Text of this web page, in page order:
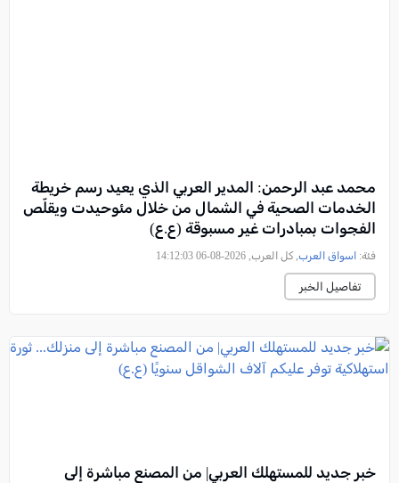
محمد عبد الرحمن: المدير العربي الذي يعيد رسم خريطة
الخدمات الصحية في الشمال من خلال مئوحيدت ويقلّص
الفجوات بمبادرات غير مسبوقة (ع.ع)
فئة: اسواق العرب, كل العرب, 2026-08-06 14:12:03
تفاصيل الخبر
خبر جديد للمستهلك العربي| من المصنع مباشرة إلى